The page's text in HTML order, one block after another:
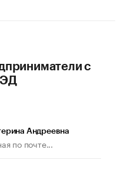
с
Андреевна
по почте...